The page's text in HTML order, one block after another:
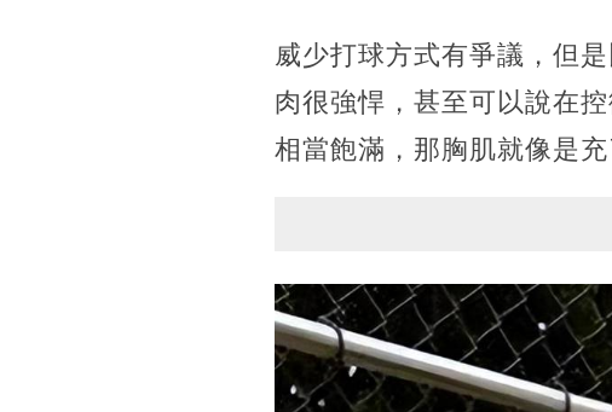
威少打球方式有爭議，但
肉很強悍，甚至可以說在
相當飽滿，那胸肌就像是充